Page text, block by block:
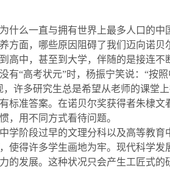
什么一直与拥有世界上最多人口的
方面，哪些原因阻碍了我们迈向诺贝
高中，甚至到大学，伴随的是接连
有“高考状元”时，杨振宁笑说： “按
许多研究生总是希望从老师的课堂
标准答案。在诺贝尔奖获得者朱棣
，用不同方式看待问题。
学阶段过早的文理分科以及高等教
使得许多学生画地为牢。现代科学
的发展。这种状况只会产生工匠式